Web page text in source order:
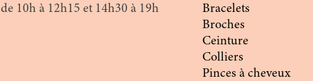
de 10h à 12h15 et 14h30 à 19h
Bracelets
Broches
Ceinture
Colliers
Pinces à cheveux